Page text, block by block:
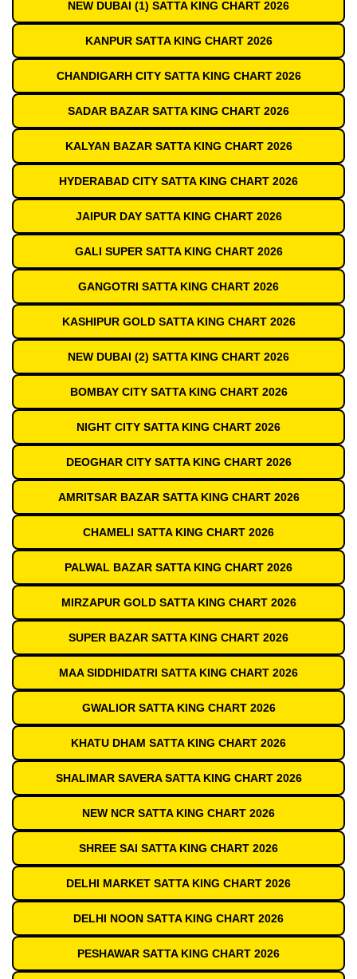
NEW DUBAI (1) SATTA KING CHART 2026
KANPUR SATTA KING CHART 2026
CHANDIGARH CITY SATTA KING CHART 2026
SADAR BAZAR SATTA KING CHART 2026
KALYAN BAZAR SATTA KING CHART 2026
HYDERABAD CITY SATTA KING CHART 2026
JAIPUR DAY SATTA KING CHART 2026
GALI SUPER SATTA KING CHART 2026
GANGOTRI SATTA KING CHART 2026
KASHIPUR GOLD SATTA KING CHART 2026
NEW DUBAI (2) SATTA KING CHART 2026
BOMBAY CITY SATTA KING CHART 2026
NIGHT CITY SATTA KING CHART 2026
DEOGHAR CITY SATTA KING CHART 2026
AMRITSAR BAZAR SATTA KING CHART 2026
CHAMELI SATTA KING CHART 2026
PALWAL BAZAR SATTA KING CHART 2026
MIRZAPUR GOLD SATTA KING CHART 2026
SUPER BAZAR SATTA KING CHART 2026
MAA SIDDHIDATRI SATTA KING CHART 2026
GWALIOR SATTA KING CHART 2026
KHATU DHAM SATTA KING CHART 2026
SHALIMAR SAVERA SATTA KING CHART 2026
NEW NCR SATTA KING CHART 2026
SHREE SAI SATTA KING CHART 2026
DELHI MARKET SATTA KING CHART 2026
DELHI NOON SATTA KING CHART 2026
PESHAWAR SATTA KING CHART 2026